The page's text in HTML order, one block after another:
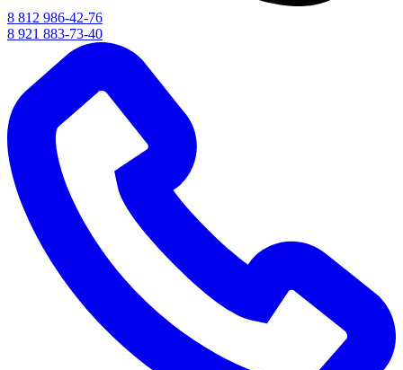
8 812 986-42-76
8 921 883-73-40